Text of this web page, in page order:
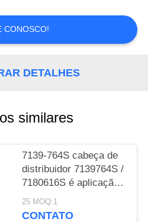
CONOSCO!
DETALHES
similares
7139-764S cabeça de
distribuidor 7139764S /
7180616S é aplicação
para Massey Ferguson
Tractor Perkins 3.152
25 MOQ:1
CONTATO